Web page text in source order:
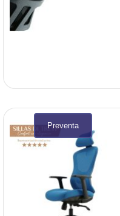
Preventa